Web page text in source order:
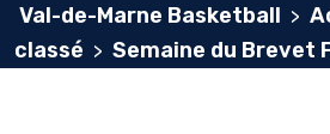
Val-de-Marne Basketball >
classé > Semaine du Brevet